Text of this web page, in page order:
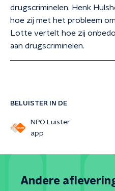
BELUISTER IN DE
NPO Luister
app
drugscriminelen. Henk
hoe zij met het probleem
Lotte vertelt hoe zij
aan drugscriminelen.
Andere